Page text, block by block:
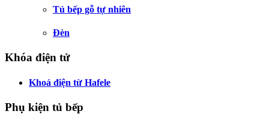
Tủ bếp gỗ tự nhiên
Đèn
Khóa điện tử
Khoá điện từ Hafele
Phụ kiện tủ bếp